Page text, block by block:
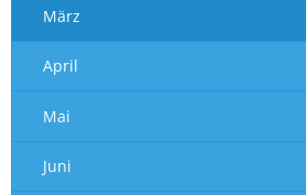
März
April
Mai
Juni